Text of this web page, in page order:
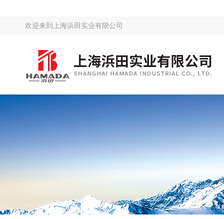
欢迎来到 上海浜田实业有限公司